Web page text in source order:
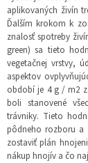
aplikovaných živín
Ďalším krokom k
znalosť spotreby
green) sa tieto
vegetačnej vrstvy,
aspektov
období je 4 g / m2
boli stanovené
trávniky. Tieto
pôdneho rozboru a
zostaviť plán
nákup hnojív a čo